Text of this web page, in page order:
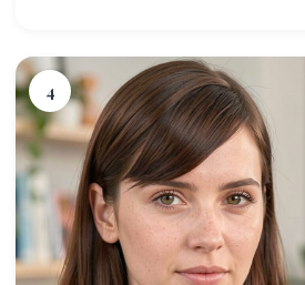
4